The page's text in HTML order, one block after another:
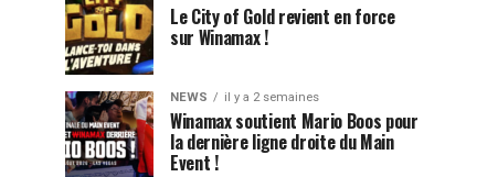
Le City of Gold revient en force
sur Winamax !
NEWS il y a 2 semaines
Winamax soutient Mario Boos pour
la dernière ligne droite du Main
Event !